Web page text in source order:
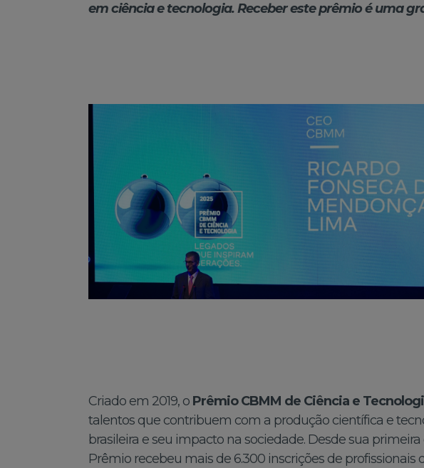
em ciência e tecnologia. Receber este prêmio é uma
Criado em 2019, o Prêmio CBMM de Ciência e
talentos que contribuem com a produção científica e
brasileira e seu impacto na sociedade. Desde sua primeira
Prêmio recebeu mais de 6.300 inscrições de profissionais